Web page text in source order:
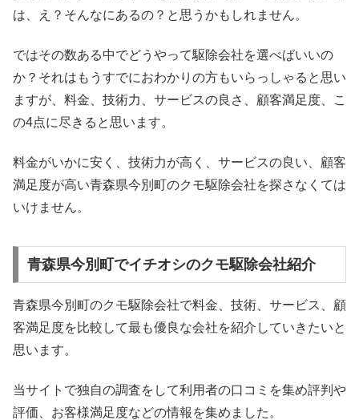
は、え？そんなにあるの？と思うかもしれません。
ではその数ある中でどうやって駆除会社を選べばいいの
か？それはもうすでにおわかりの方もいらっしゃると思い
ますが、料金、技術力、サービスの良さ、顧客満足度、こ
の4点に尽きると思います。
料金がいかに安く、技術力が高く、サービスの良い、顧客
満足度が高い青森県今別町のクモ駆除会社を探さなくては
いけません。
青森県今別町でイチオシのクモ駆除会社紹介
青森県今別町のクモ駆除会社で料金、技術、サービス、顧
客満足度を比較して最も優良な会社を紹介していきたいと
思います。
当サイトで独自の調査をして利用者の口コミを集め評判や
評価、お客様満足度などの情報を集めました。